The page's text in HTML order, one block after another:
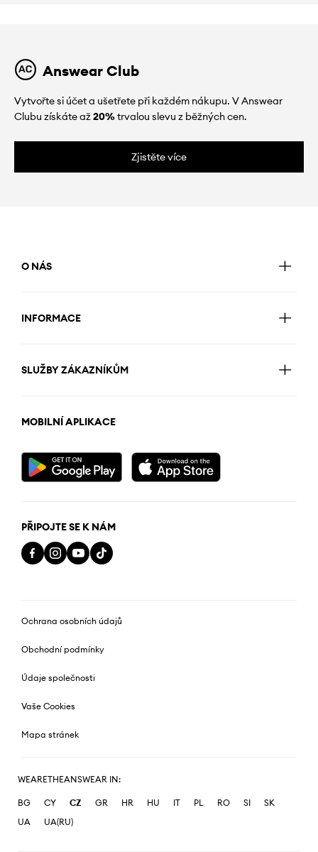
Answear Club
Vytvořte si účet a ušetřete při každém nákupu. V Answear
Clubu získáte až20%trvalou slevu z běžných cen.
Zjistěte více
O NÁS
INFORMACE
SLUŽBY ZÁKAZNÍKŮM
MOBILNÍ APLIKACE
PŘIPOJTE SE K NÁM
Ochrana osobních údajů
Obchodní podmínky
Údaje společnosti
Vaše Cookies
Mapa stránek
WEARETHEANSWEAR IN:
BG CY CZ GR HR HU IT PL RO SI
SK
UA
UA(RU)